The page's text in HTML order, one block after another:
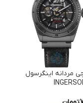
مردانه اینگرسول